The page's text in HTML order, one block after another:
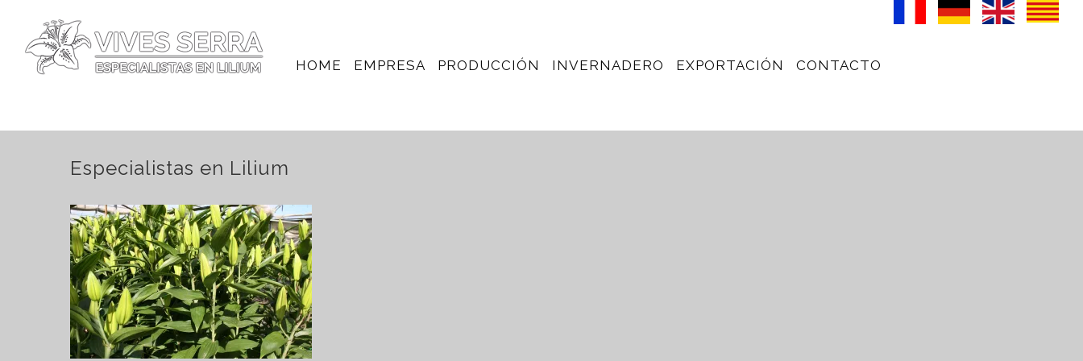
HOME EMPRESA PRODUCCIÓN INVERNADERO EXPORTACIÓN CONTACTO
Especialistas en Lilium